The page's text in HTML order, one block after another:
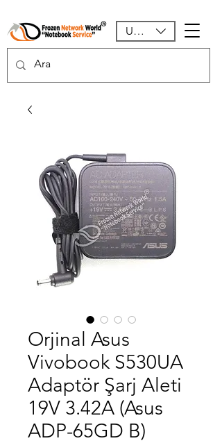
USD ($)
Orjinal Asus
Vivobook S530UA
Adaptör Şarj Aleti
19V 3.42A (Asus
ADP-65GD B)